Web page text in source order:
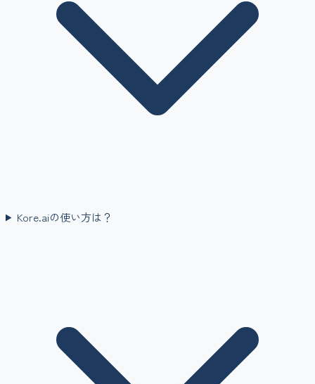
Kore.aiの使い方は？